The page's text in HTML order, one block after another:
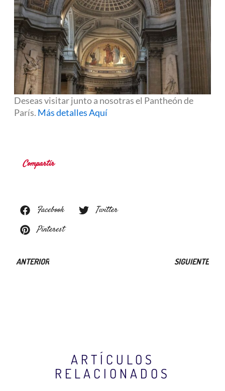
Deseas visitar junto a nosotras el Pantheón de
París. Más detalles Aquí
Compartir
Facebook
Twitter
Pinterest
ANTERIOR SIGUIENTE
ARTÍCULOS
RELACIONADOS